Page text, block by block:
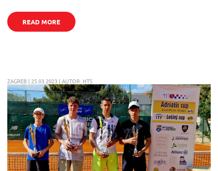
READ MORE
ZAGREB | 25.03.2023 | AUTOR: HTS